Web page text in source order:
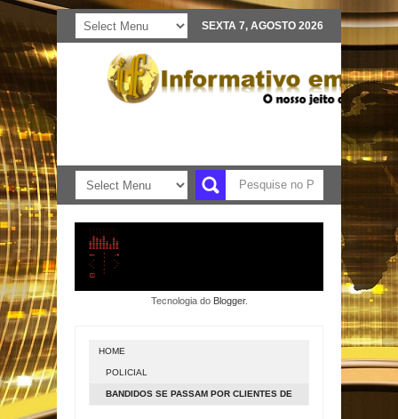
SEXTA 7, AGOSTO 2026
Tecnologia do Blogger.
HOME
POLICIAL
BANDIDOS SE PASSAM POR CLIENTES DE